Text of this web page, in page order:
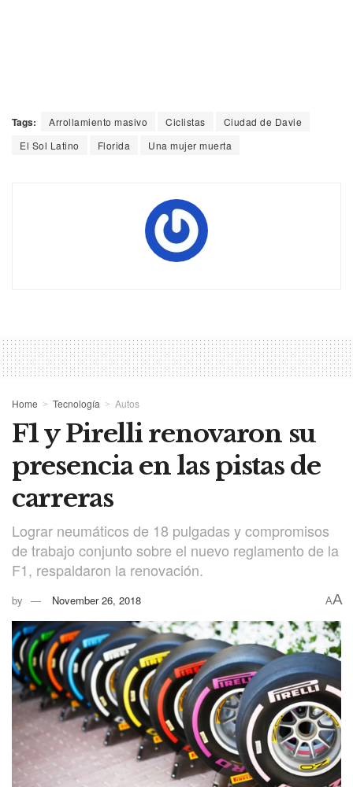
Tags: Arrollamiento masivo Ciclistas
Ciudad de Davie
El Sol Latino
Florida Una mujer muerta
Home Tecnología Autos
F1 y Pirelli renovaron su
presencia en las pistas de
carreras
Lograr neumáticos de 18 pulgadas y compromisos
de trabajo conjunto sobre el nuevo reglamento de la
F1, respaldaron la renovación.
by November 26, 2018 AA